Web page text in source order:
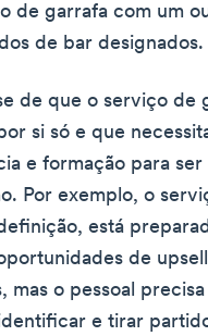
de garrafa com um
de bar designados.
de que o serviço de
si só e que
e formação para
Por exemplo, o
está
de
mas o pessoal
e tirar